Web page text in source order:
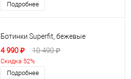
Подробнее
Ботинки Superfit, бежевые
4 990 ₽ 10 490 ₽
Скидка 52%
Подробнее